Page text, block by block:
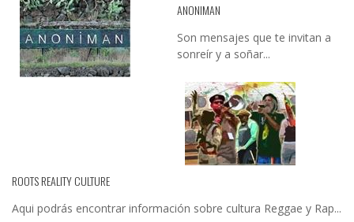
ANONIMAN
Son mensajes que te invitan a
sonreír y a soñar...
ROOTS REALITY CULTURE
Aqui podrás encontrar información sobre cultura Reggae y Rap...